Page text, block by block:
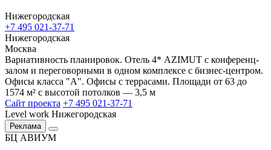
Нижегородская
+7 495 021-37-71
Нижегородская
Москва
Вариативность планировок. Отель 4* AZIMUT с конференц-
залом и переговорными в одном комплексе с бизнес-центром.
Офисы класса "А". Офисы с террасами. Площади от 63 до
1574 м² с высотой потолков — 3,5 м
Сайт проекта +7 495 021-37-71
Level work Нижегородская
Реклама
БЦ АВИУМ